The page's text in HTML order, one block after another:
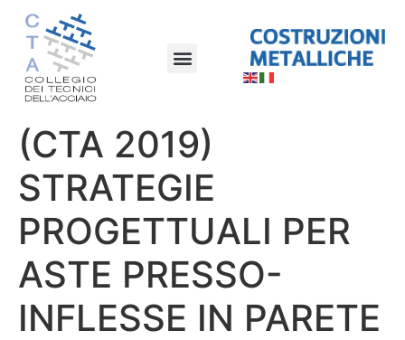
(CTA 2019)
STRATEGIE
PROGETTUALI PER
ASTE PRESSO-
INFLESSE IN PARETE